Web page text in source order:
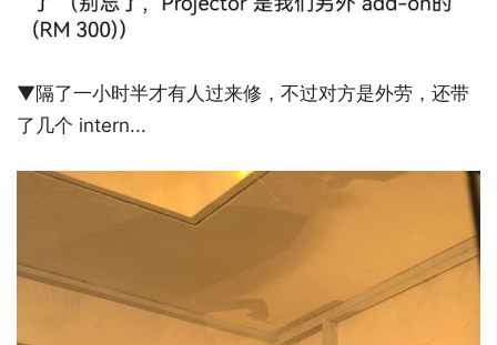
▼隔了一小时半才有人过来修，不过对方是外劳，还带
了几个 intern...